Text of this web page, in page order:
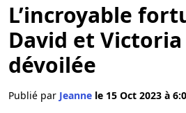
L’incroyable
David et
dévoilée
Publié par Jeanne le 15 Oct 2023 à